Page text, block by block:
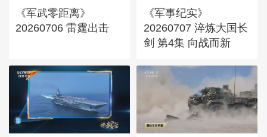
《军武零距离》
20260706 雷霆出击
《军事纪实》
20260707 淬炼大国长
剑 第4集 向战而新